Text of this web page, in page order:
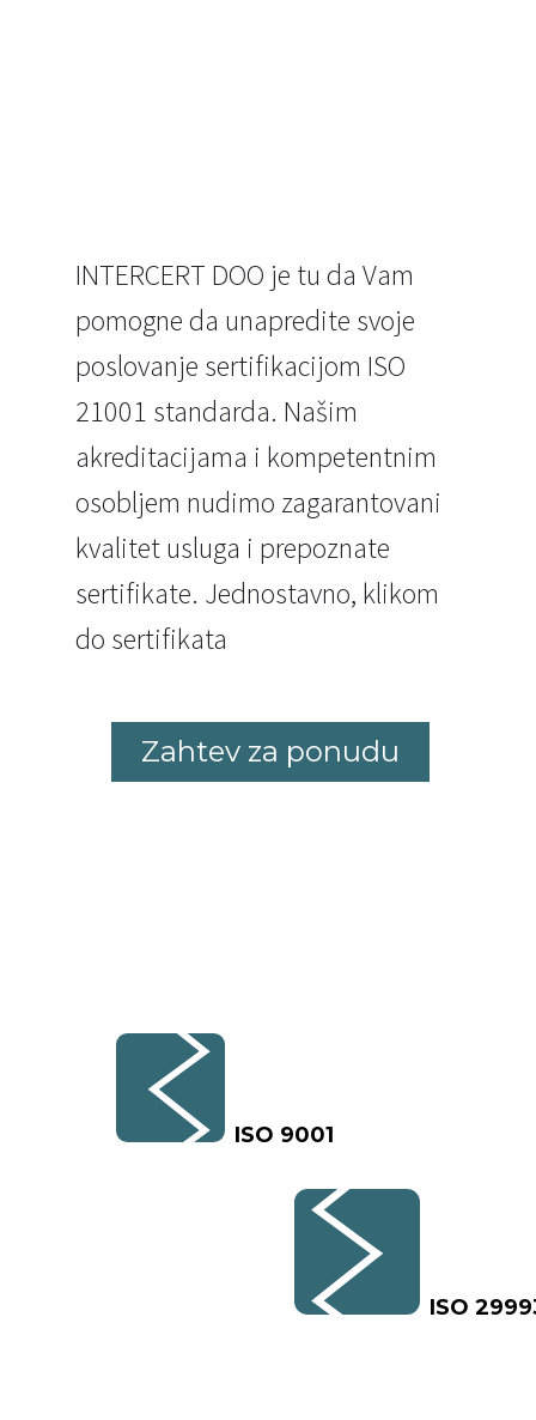
INTERCERT DOO je tu da Vam
pomogne da unapredite svoje
poslovanje sertifikacijom ISO
21001 standarda. Našim
akreditacijama i kompetentnim
osobljem nudimo zagarantovani
kvalitet usluga i prepoznate
sertifikate. Jednostavno, klikom
do sertifikata
Zahtev za ponudu
ISO 9001
ISO